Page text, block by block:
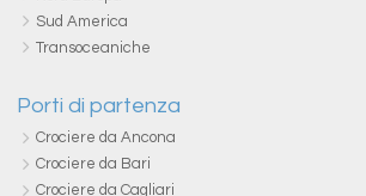
Sud America
Transoceaniche
Porti di partenza
Crociere da Ancona
Crociere da Bari
Crociere da Cagliari